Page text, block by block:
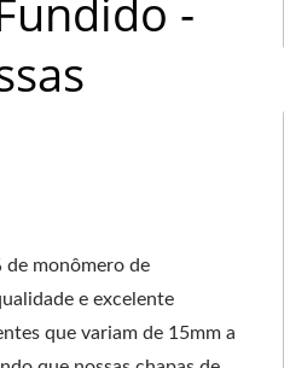
-
de monômero de
e excelente
que variam de 15mm a